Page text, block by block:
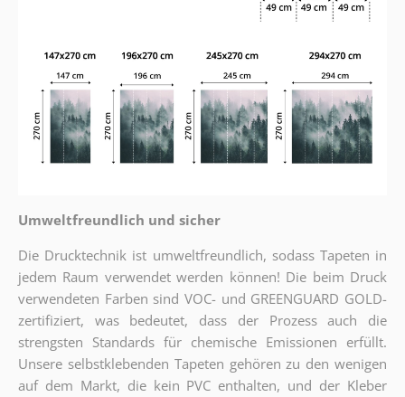
Umweltfreundlich und sicher
Die Drucktechnik ist umweltfreundlich, sodass Tapeten in
jedem Raum verwendet werden können! Die beim Druck
verwendeten Farben sind VOC- und GREENGUARD GOLD-
zertifiziert, was bedeutet, dass der Prozess auch die
strengsten Standards für chemische Emissionen erfüllt.
Unsere selbstklebenden Tapeten gehören zu den wenigen
auf dem Markt, die kein PVC enthalten, und der Kleber